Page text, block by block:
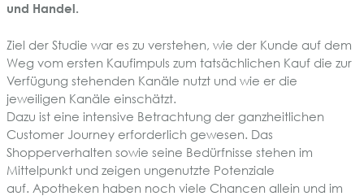
und Handel.
Ziel der Studie war es zu verstehen, wie der Kunde auf dem
Weg vom ersten Kaufimpuls zum tatsächlichen Kauf die zur
Verfügung stehenden Kanäle nutzt und wie er die
jeweiligen Kanäle einschätzt.
Dazu ist eine intensive Betrachtung der ganzheitlichen
Customer Journey erforderlich gewesen. Das
Shopperverhalten sowie seine Bedürfnisse stehen im
Mittelpunkt und zeigen ungenutzte Potenziale
auf. Apotheken haben noch viele Chancen allein und im